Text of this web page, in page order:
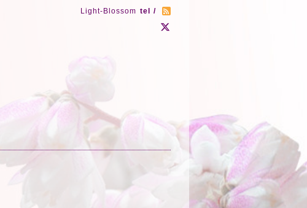
Light-Blossom tel /